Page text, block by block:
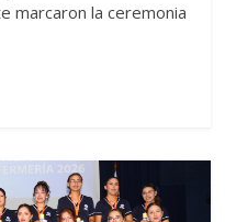
marcaron la ceremonia